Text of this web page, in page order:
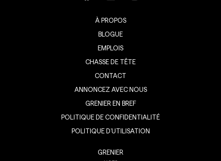
À PROPOS
BLOGUE
EMPLOIS
CHASSE DE TÊTE
CONTACT
ANNONCEZ AVEC NOUS
GRENIER EN BREF
POLITIQUE DE CONFIDENTIALITÉ
POLITIQUE D’UTILISATION
GRENIER